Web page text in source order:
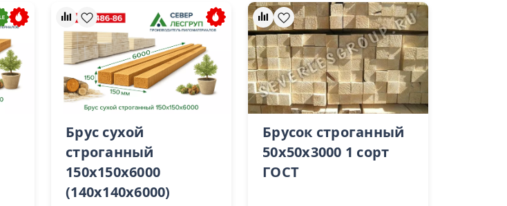
Брус сухой
строганный
150х150х6000
(140х140х6000)
Брусок строганный
50х50х3000 1 сорт
ГОСТ